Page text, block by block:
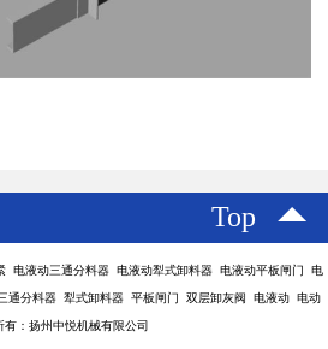
Top
电液动三通分料器 电液动犁式卸料器 电液动平板闸门 电
通分料器 犁式卸料器 平板闸门 双层卸灰阀 电液动 电动
有：扬州中悦机械有限公司